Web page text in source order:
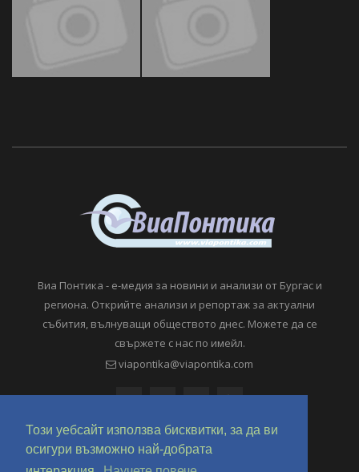
Този уебсайт използва бисквитки, за да ви
осигури възможно най-добрата
Виа Понтика - е-медия за новини и анализи от Бургас и
региона. Открийте анализи и репортаж за актуални
събития, вълнуващи обществото днес. Можете да се
свържете с нас по имейл.
viapontika@viapontika.com